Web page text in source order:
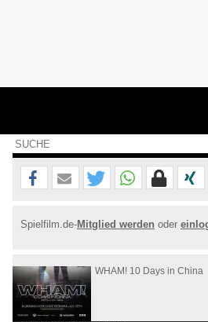
Spielfilm.de-Mitglied werden oder
WHAM! 10 Days in China